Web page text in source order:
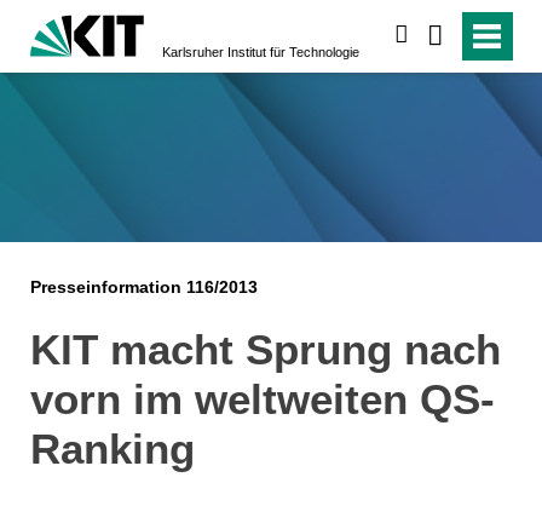
Karlsruher Institut für Technologie
Presseinformation 116/2013
KIT macht Sprung nach
vorn im weltweiten QS-
Ranking